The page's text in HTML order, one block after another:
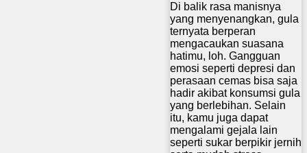
Di balik rasa manisnya
yang menyenangkan, gula
ternyata berperan
mengacaukan suasana
hatimu, loh. Gangguan
emosi seperti depresi dan
perasaan cemas bisa saja
hadir akibat konsumsi gula
yang berlebihan. Selain
itu, kamu juga dapat
mengalami gejala lain
seperti sukar berpikir jernih